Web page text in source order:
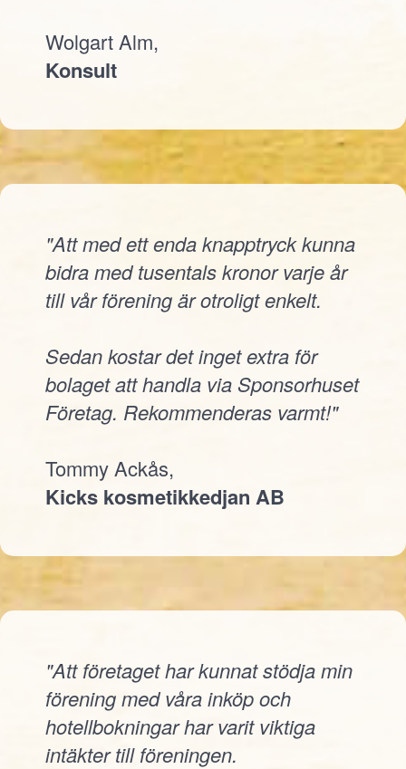
Wolgart Alm,
Konsult
"Att med ett enda knapptryck kunna
bidra med tusentals kronor varje år
till vår förening är otroligt enkelt.
Sedan kostar det inget extra för
bolaget att handla via Sponsorhuset
Företag. Rekommenderas varmt!"
Tommy Ackås,
Kicks kosmetikkedjan AB
"Att företaget har kunnat stödja min
förening med våra inköp och
hotellbokningar har varit viktiga
intäkter till föreningen.